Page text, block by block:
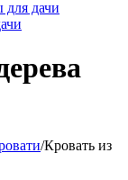
для дачи
/Кровать из